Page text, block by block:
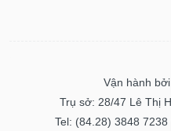
Vận hành
Trụ sở: 28/47 Lê Thị
Tel: (84.28) 3848 7238